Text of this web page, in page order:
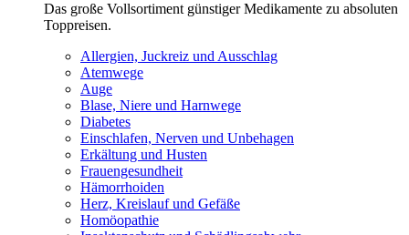
Das große Vollsortiment günstiger Medikamente zu absoluten
Toppreisen.
Allergien, Juckreiz und Ausschlag
Atemwege
Auge
Blase, Niere und Harnwege
Diabetes
Einschlafen, Nerven und Unbehagen
Erkältung und Husten
Frauengesundheit
Hämorrhoiden
Herz, Kreislauf und Gefäße
Homöopathie